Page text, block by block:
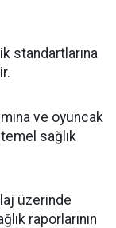
standartlarına
ve oyuncak
sağlık
üzerinde
raporlarının